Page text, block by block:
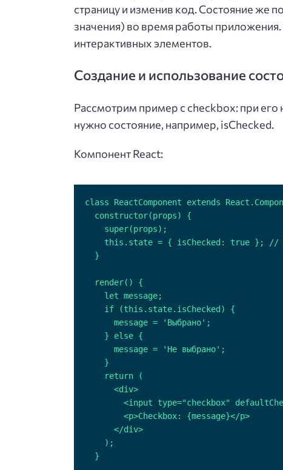
страницу и изменив код. Состояние же
значения) во время работы
интерактивных элементов.
Создание и использование
Рассмотрим пример с checkbox: при его
нужно состояние, например, isChecked.
Компонент React: